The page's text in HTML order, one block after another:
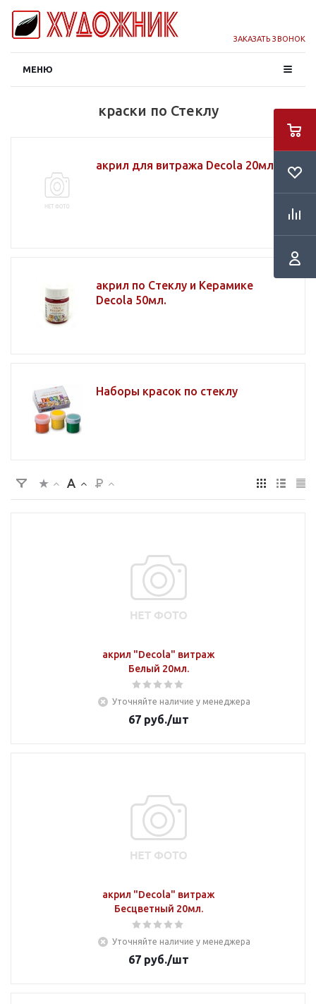
ЗАКАЗАТЬ ЗВОНОК
МЕНЮ
краски по Стеклу
акрил для витража Decola 20мл.
акрил по Стеклу и Керамике
Decola 50мл.
Наборы красок по стеклу
акрил "Decola" витраж
Белый 20мл.
Уточняйте наличие у менеджера
67руб./шт
акрил "Decola" витраж
Бесцветный 20мл.
Уточняйте наличие у менеджера
67руб./шт